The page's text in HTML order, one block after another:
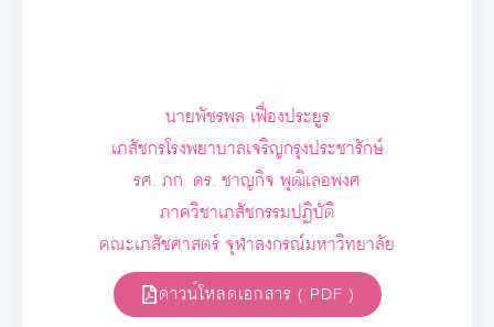
นายพัชรพล เฟื่องประยูร
เภสัชกรโรงพยาบาลเจริญกรุงประชารักษ์
รศ. ภก. ดร. ชาญกิจ พุฒิเลอพงศ
ภาควิชาเภสัชกรรมปฏิบัติ
คณะเภสัชศาสตร์ จุฬาลงกรณ์มหาวิทยาลัย
ดาวน์โหลดเอกสาร ( PDF )